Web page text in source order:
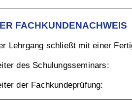
FACHKUNDENACHWEIS
Lehrgang schließt mit einer
des Schulungsseminars:
der Fachkundeprüfung: